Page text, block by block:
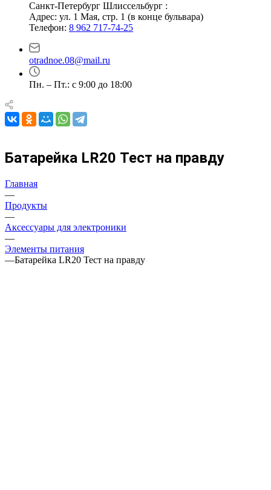
Санкт-Петербург Шлиссельбург :
Адрес: ул. 1 Мая, стр. 1 (в конце бульвара)
Телефон: 8 962 717-74-25
otradnoe.08@mail.ru
Пн. – Пт.: с 9:00 до 18:00
Батарейка LR20 Тест на правду
Главная
—
Продукты
—
Аксессуары для электроники
—
Элементы питания
—Батарейка LR20 Тест на правду